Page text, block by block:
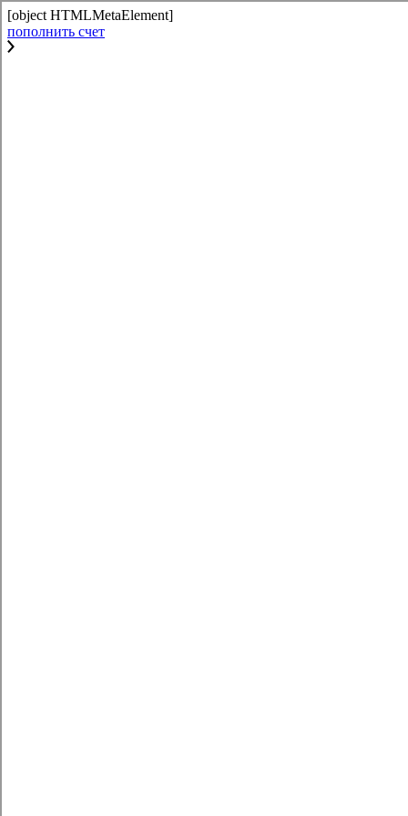
[object HTMLMetaElement]
пополнить счет